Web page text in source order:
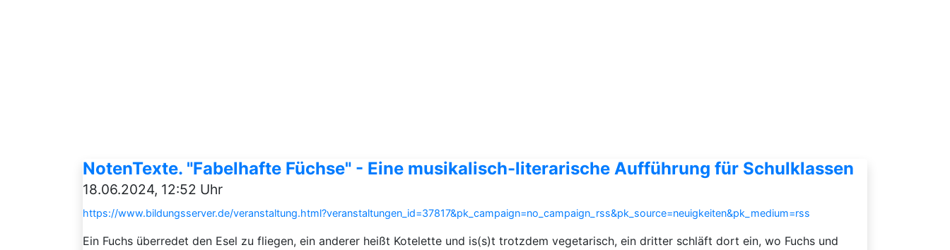
NotenTexte. "Fabelhafte Füchse" - Eine musikalisch-literarische Aufführung für Schulklassen
18.06.2024, 12:52 Uhr
https://www.bildungsserver.de/veranstaltung.html?veranstaltungen_id=37817&pk_campaign=no_campaign_rss&pk_source=neuigkeiten&pk_medium=rss
Ein Fuchs überredet den Esel zu fliegen, ein anderer heißt Kotelette und is(s)t trotzdem vegetarisch, ein dritter schläft dort ein, wo Fuchs und